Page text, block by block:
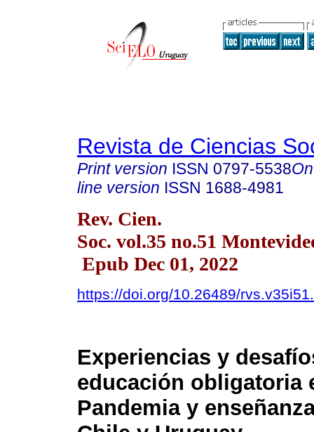
Revista de Ciencias
Print version ISSN 0797-5538
line version ISSN 1688-4981
Rev. Cien.
Soc. vol.35 no.51
Epub Dec 01, 2022
https://doi.org/10.26489/
Experiencias y
educación obligatoria
Pandemia y